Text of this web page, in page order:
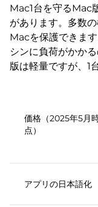
Mac1台を守るMac
があります。多数
Macを保護できま
シンに負荷がかか
版は軽量ですが、1
価格（2025年5月
点）
アプリの日本語化